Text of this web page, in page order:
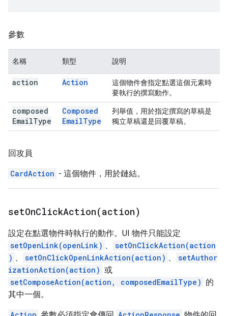
參數
名稱 類型 說明
action Action
這個物件會指定點選這個元素時
要執行的撰寫動作。
composed
EmailType
Composed
EmailType
列舉值，用於指定撰寫的草稿是
獨立草稿還是回覆草稿。
回攻員
CardAction - 這個物件，用於鏈結。
setOnClickAction(action)
設定在點選物件時執行的動作。UI 物件只能設定
setOpenLink(openLink) 、
setOnClickAction(action
) 、 setOnClickOpenLinkAction(action) 、
setAuthor
izationAction(action) 或
setComposeAction(action, composedEmailType) 的
其中一個。